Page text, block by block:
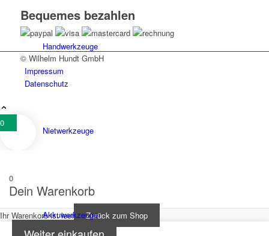
Hand­werk­zeuge
Niet­werk­zeuge
Akkuwerkzeuge
Bequemes bezahlen
© Wilhelm Hundt GmbH
Impressum
Datenschutz
0
0
Dein Warenkorb
Ihr Warenkorb ist leer Zurück zum Shop